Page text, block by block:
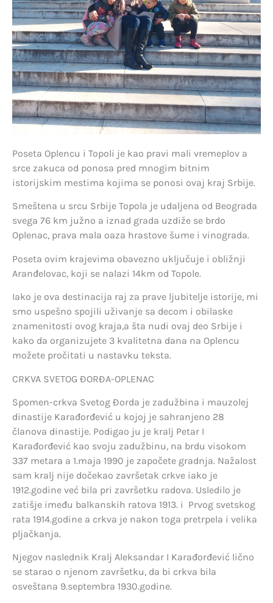
Poseta Oplencu i Topoli je kao pravi mali vremeplov a
srce zakuca od ponosa pred mnogim bitnim
istorijskim mestima kojima se ponosi ovaj kraj Srbije.
Smeštena u srcu Srbije Topola je udaljena od Beograda
svega 76 km južno a iznad grada uzdiže se brdo
Oplenac, prava mala oaza hrastove šume i vinograda.
Poseta ovim krajevima obavezno uključuje i obližnji
Aranđelovac, koji se nalazi 14km od Topole.
Iako je ova destinacija raj za prave ljubitelje istorije, mi
smo uspešno spojili uživanje sa decom i obilaske
znamenitosti ovog kraja,a šta nudi ovaj deo Srbije i
kako da organizujete 3 kvalitetna dana na Oplencu
možete pročitati u nastavku teksta.
CRKVA SVETOG ĐORĐA-OPLENAC
Spomen-crkva Svetog Đorda je zadužbina i mauzolej
dinastije Karađorđević u kojoj je sahranjeno 28
članova dinastije. Podigao ju je kralj Petar I
Karađorđević kao svoju zadužbinu, na brdu visokom
337 metara a 1.maja 1990 je započete gradnja. Nažalost
sam kralj nije dočekao završetak crkve iako je
1912.godine već bila pri završetku radova. Usledilo je
zatišje imeđu balkanskih ratova 1913. i Prvog svetskog
rata 1914.godine a crkva je nakon toga pretrpela i velika
pljačkanja.
Njegov naslednik Kralj Aleksandar I Karađorđević lično
se starao o njenom završetku, da bi crkva bila
osveštana 9.septembra 1930.godine.